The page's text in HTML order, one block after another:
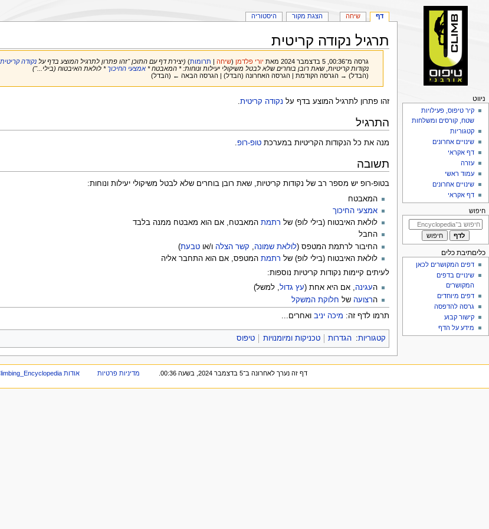
תרגיל נקודה קריטית
גרסה מ־00:36, 5 בדצמבר 2024 מאת יורי פלדמן (שיחה תרומות) (יצירת דף עם התוכן "זהו פתרון לתרגיל המוצע בדף עלנקודה קריטית
נקודות קריטיות, שאת רובן בוחרים שלא לבטל משיקולי יעילות ונוחות: * המאבטח *אמצעי החיכוך* לולאת האיבטוח (בילי...")
(הבדל) → הגרסה הקודמת | הגרסה האחרונה (הבדל) | הגרסה הבאה ← (הבדל)
קפיצה
קפיצה
זהו פתרון לתרגיל המוצע בדף על נקודה קריטית.
התרגיל
מנה את כל הנקודות הקריטיות במערכת טופ-רופ.
תשובה
בטופ-רופ יש מספר רב של נקודות קריטיות, שאת רובן בוחרים שלא לבטל משיקולי יעילות ונוחות:
המאבטח
אמצעי החיכוך
לולאת האיבטוח (בילי לופ) של רתמתהמאבטח, אם הוא מאבטח ממנה בלבד
החבל
החיבור לרתמת המטפס (לולאת שמונה קשר הצלה ו/או טבעת)
לולאת האיבטוח (בילי לופ) של רתמתהמטפס, אם הוא התחבר אליה
לעיתים קיימות נקודות קריטיות נוספות:
העגינה, אם היא אחת (עץ גדול, למשל)
הרצועה של חלוקת המשקל
תרמו לדף זה: מיכה יניבואחרים...
קטגוריות: הגדרות טכניקות ומיומנויות טיפוס
תפריט
ניווט
דף שיחה הצגת מקור היסטוריה
ניווט
קיר טיפוס, פעילויות
שטח, קורסים ומשלחות
קטגוריות
שינויים אחרונים
דף אקראי
עזרה
עמוד ראשי
שינויים אחרונים
דף אקראי
חיפוש
כליםתיבת כלים
דפים המקושרים לכאן
שינויים בדפים
המקושרים
דפים מיוחדים
גרסה להדפסה
קישור קבוע
מידע על הדף
דף זה נערך לאחרונה ב־5 בדצמבר 2024, בשעה 00:36. מדיניות פרטיות אודות Climbing_Encyclopedia